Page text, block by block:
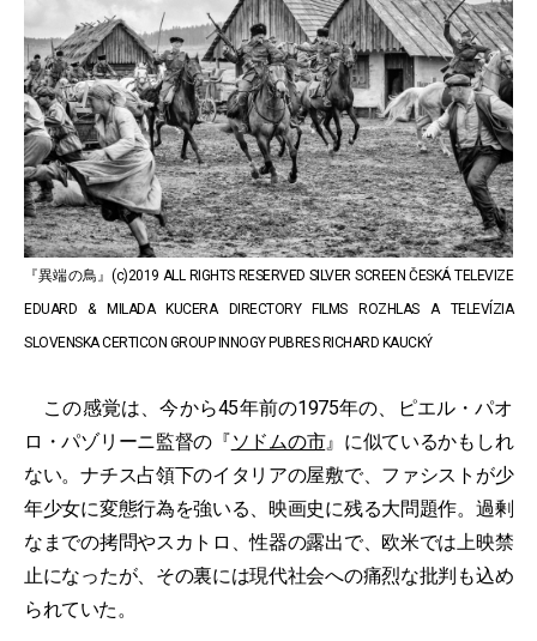
『異端の鳥』(c)2019 ALL RIGHTS RESERVED SILVER SCREEN ČESKÁ TELEVIZE
EDUARD & MILADA KUCERA DIRECTORY FILMS ROZHLAS A TELEVÍZIA
SLOVENSKA CERTICON GROUP INNOGY PUBRES RICHARD KAUCKÝ
この感覚は、今から45年前の1975年の、ピエル・パオ
ロ・パゾリーニ監督の『ソドムの市』に似ているかもしれ
ない。ナチス占領下のイタリアの屋敷で、ファシストが少
年少女に変態行為を強いる、映画史に残る大問題作。過剰
なまでの拷問やスカトロ、性器の露出で、欧米では上映禁
止になったが、その裏には現代社会への痛烈な批判も込め
られていた。